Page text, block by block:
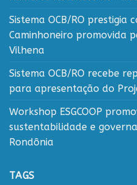
Sistema OCB/RO prestigia
Caminhoneiro promovida
Vilhena
Sistema OCB/RO recebe
para apresentação do
Workshop ESGCOOP
sustentabilidade e
Rondônia
TAGS